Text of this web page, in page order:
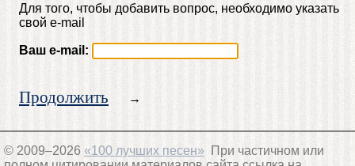
Для того, чтобы добавить вопрос, необходимо указать
свой e-mail
Ваш e-mail:
Продолжить →
© 2009–2026 «100 лучших песен» При частичном или